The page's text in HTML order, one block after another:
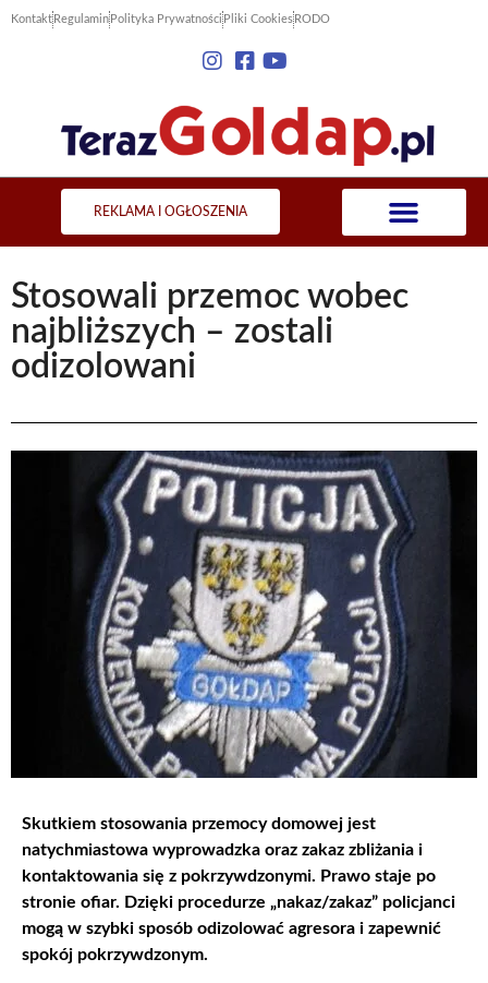
Kontakt Regulamin Polityka Prywatności Pliki Cookies RODO
REKLAMA I OGŁOSZENIA
Stosowali przemoc wobec
najbliższych – zostali
odizolowani
Skutkiem stosowania przemocy domowej jest
natychmiastowa wyprowadzka oraz zakaz zbliżania i
kontaktowania się z pokrzywdzonymi. Prawo staje po
stronie ofiar. Dzięki procedurze „nakaz/zakaz” policjanci
mogą w szybki sposób odizolować agresora i zapewnić
spokój pokrzywdzonym.